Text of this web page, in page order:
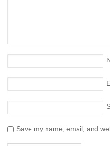
Save my name, email, and